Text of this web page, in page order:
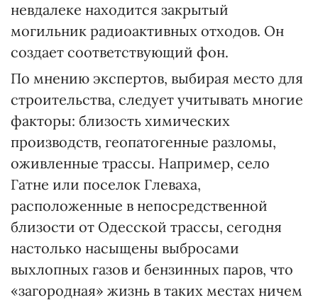
невдалеке находится закрытый
могильник радиоактивных отходов. Он
создает соответствующий фон.
По мнению экспертов, выбирая место для
строительства, следует учитывать многие
факторы: близость химических
производств, геопатогенные разломы,
оживленные трассы. Например, село
Гатне или поселок Глеваха,
расположенные в непосредственной
близости от Одесской трассы, сегодня
настолько насыщены выбросами
выхлопных газов и бензинных паров, что
«загородная» жизнь в таких местах ничем